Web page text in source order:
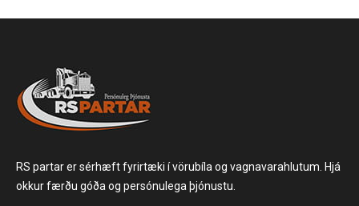
RS partar er sérhæft fyrirtæki í vörubíla og vagnavarahlutum. Hjá
okkur færðu góða og persónulega þjónustu.